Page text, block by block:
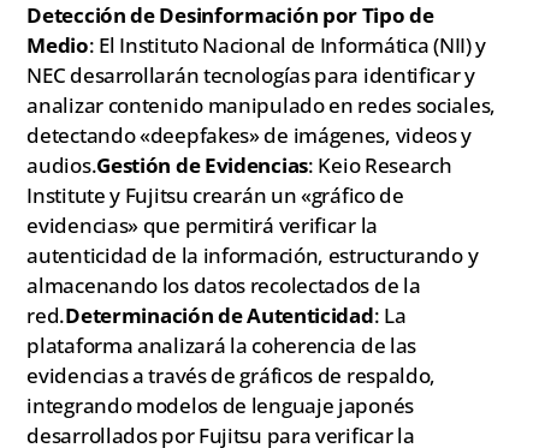
Detección de Desinformación por Tipo de
Medio: El Instituto Nacional de Informática (NII) y
NEC desarrollarán tecnologías para identificar y
analizar contenido manipulado en redes sociales,
detectando «deepfakes» de imágenes, videos y
audios.Gestión de Evidencias: Keio Research
Institute y Fujitsu crearán un «gráfico de
evidencias» que permitirá verificar la
autenticidad de la información, estructurando y
almacenando los datos recolectados de la
red.Determinación de Autenticidad: La
plataforma analizará la coherencia de las
evidencias a través de gráficos de respaldo,
integrando modelos de lenguaje japonés
desarrollados por Fujitsu para verificar la